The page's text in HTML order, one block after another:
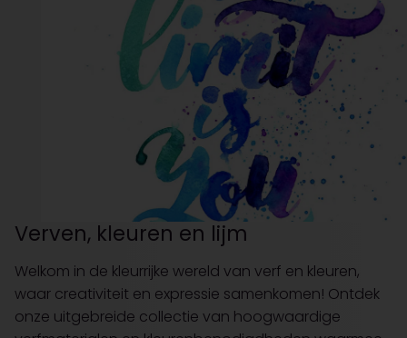
Verven, kleuren en lijm
Welkom in de kleurrijke wereld van verf en kleuren,
waar creativiteit en expressie samenkomen! Ontdek
onze uitgebreide collectie van hoogwaardige